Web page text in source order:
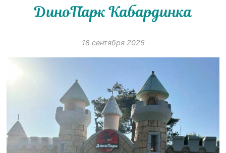
ДиноПарк Кабардинка
18 сентября 2025